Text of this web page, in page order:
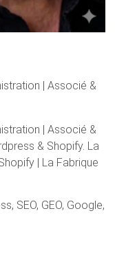
| Associé &
| Associé &
& Shopify. La
| La Fabrique
SEO, GEO, Google,